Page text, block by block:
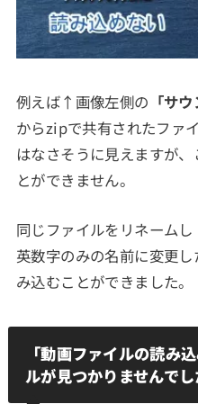
例えば↑画像左側の 「サ
からzipで共有されたファ
はなさそうに見えますが
とができません。
同じファイルをリネームし
英数字のみの名前に変更
み込むことができました。
「動画ファイルの読み
ルが見つかりませんで